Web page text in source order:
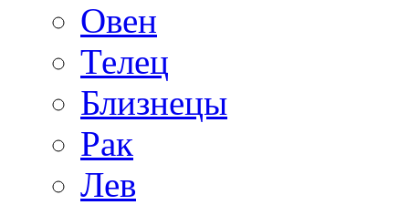
Овен
Телец
Близнецы
Рак
Лев